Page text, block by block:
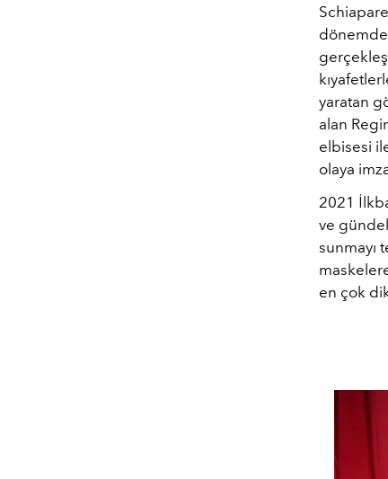
dönemde
yaratan
alan
elbisesi
olaya
2021
ve
sunmayı
en çok